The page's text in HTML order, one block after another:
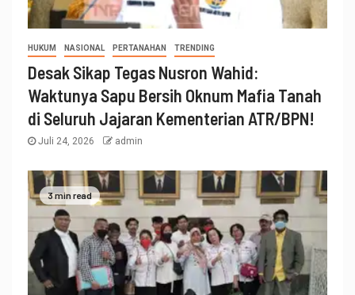
HUKUM NASIONAL PERTANAHAN TRENDING
Desak Sikap Tegas Nusron Wahid:
Waktunya Sapu Bersih Oknum Mafia Tanah
di Seluruh Jajaran Kementerian ATR/BPN!
Juli 24, 2026 admin
3 min read